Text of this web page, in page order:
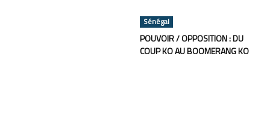
Sénégal
POUVOIR / OPPOSITION : DU
COUP KO AU BOOMERANG KO